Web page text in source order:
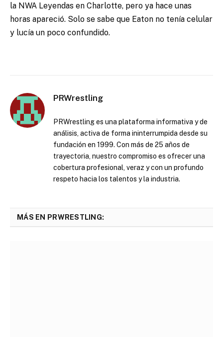
la NWA Leyendas en Charlotte, pero ya hace unas
horas apareció. Solo se sabe que Eaton no tenía celular
y lucía un poco confundido.
PRWrestling
PRWrestling es una plataforma informativa y de
análisis, activa de forma ininterrumpida desde su
fundación en 1999. Con más de 25 años de
trayectoria, nuestro compromiso es ofrecer una
cobertura profesional, veraz y con un profundo
respeto hacia los talentos y la industria.
MÁS EN PRWRESTLING: